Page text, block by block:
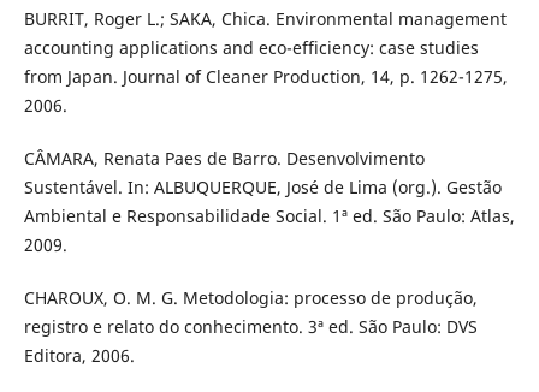
BURRIT, Roger L.; SAKA, Chica. Environmental management
accounting applications and eco-efficiency: case studies
from Japan. Journal of Cleaner Production, 14, p. 1262-1275,
2006.
CÂMARA, Renata Paes de Barro. Desenvolvimento
Sustentável. In: ALBUQUERQUE, José de Lima (org.). Gestão
Ambiental e Responsabilidade Social. 1ª ed. São Paulo: Atlas,
2009.
CHAROUX, O. M. G. Metodologia: processo de produção,
registro e relato do conhecimento. 3ª ed. São Paulo: DVS
Editora, 2006.